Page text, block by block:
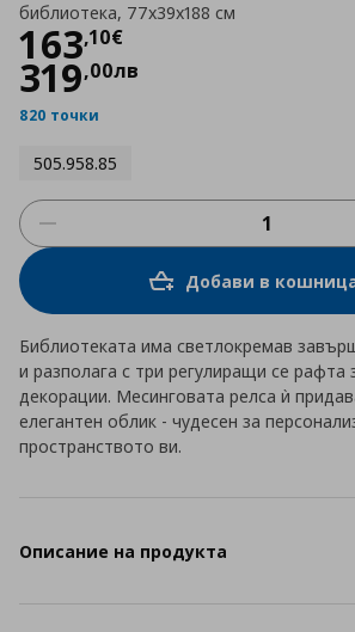
библиотека, 77x39x188 см
163,10€
Цена
319,00лв
820 точки
505.958.85
Добави в
Библиотеката има светлокремав
и разполага с три регулиращи се рафта
декорации. Месинговата релса ѝ
елегантен облик - чудесен за
пространството ви.
Описание на продукта